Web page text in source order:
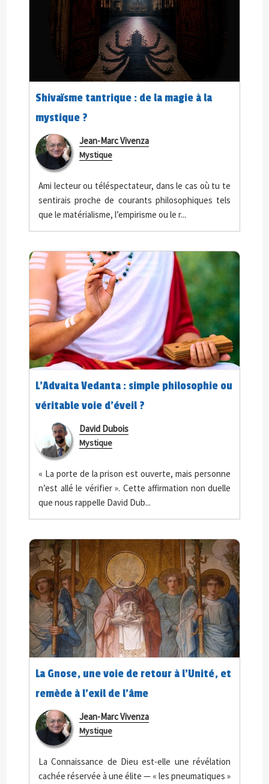
Shivaïsme tantrique : de la magie à la
mystique ?
Jean-Marc Vivenza
Mystique
Ami lecteur ou téléspectateur, dans le cas où tu te
sentirais proche de courants philosophiques tels
que le matérialisme, l’empirisme ou le r...
L’Advaita Vedanta : simple philosophie ou
véritable voie d’éveil ?
David Dubois
Mystique
« La porte de la prison est ouverte, mais personne
n’est allé le vérifier ». Cette affirmation non duelle
que nous rappelle David Dub...
La Gnose, une voie de retour à l’Unité, et
remède à l’exil de l’âme
Jean-Marc Vivenza
Mystique
La Connaissance de Dieu est-elle une révélation
cachée réservée à une élite — « les pneumatiques »